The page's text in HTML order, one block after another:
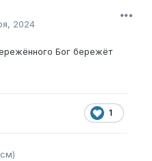
2024
Бог бережёт
1